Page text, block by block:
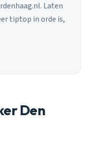
Laten
tiptop in orde is,
Den